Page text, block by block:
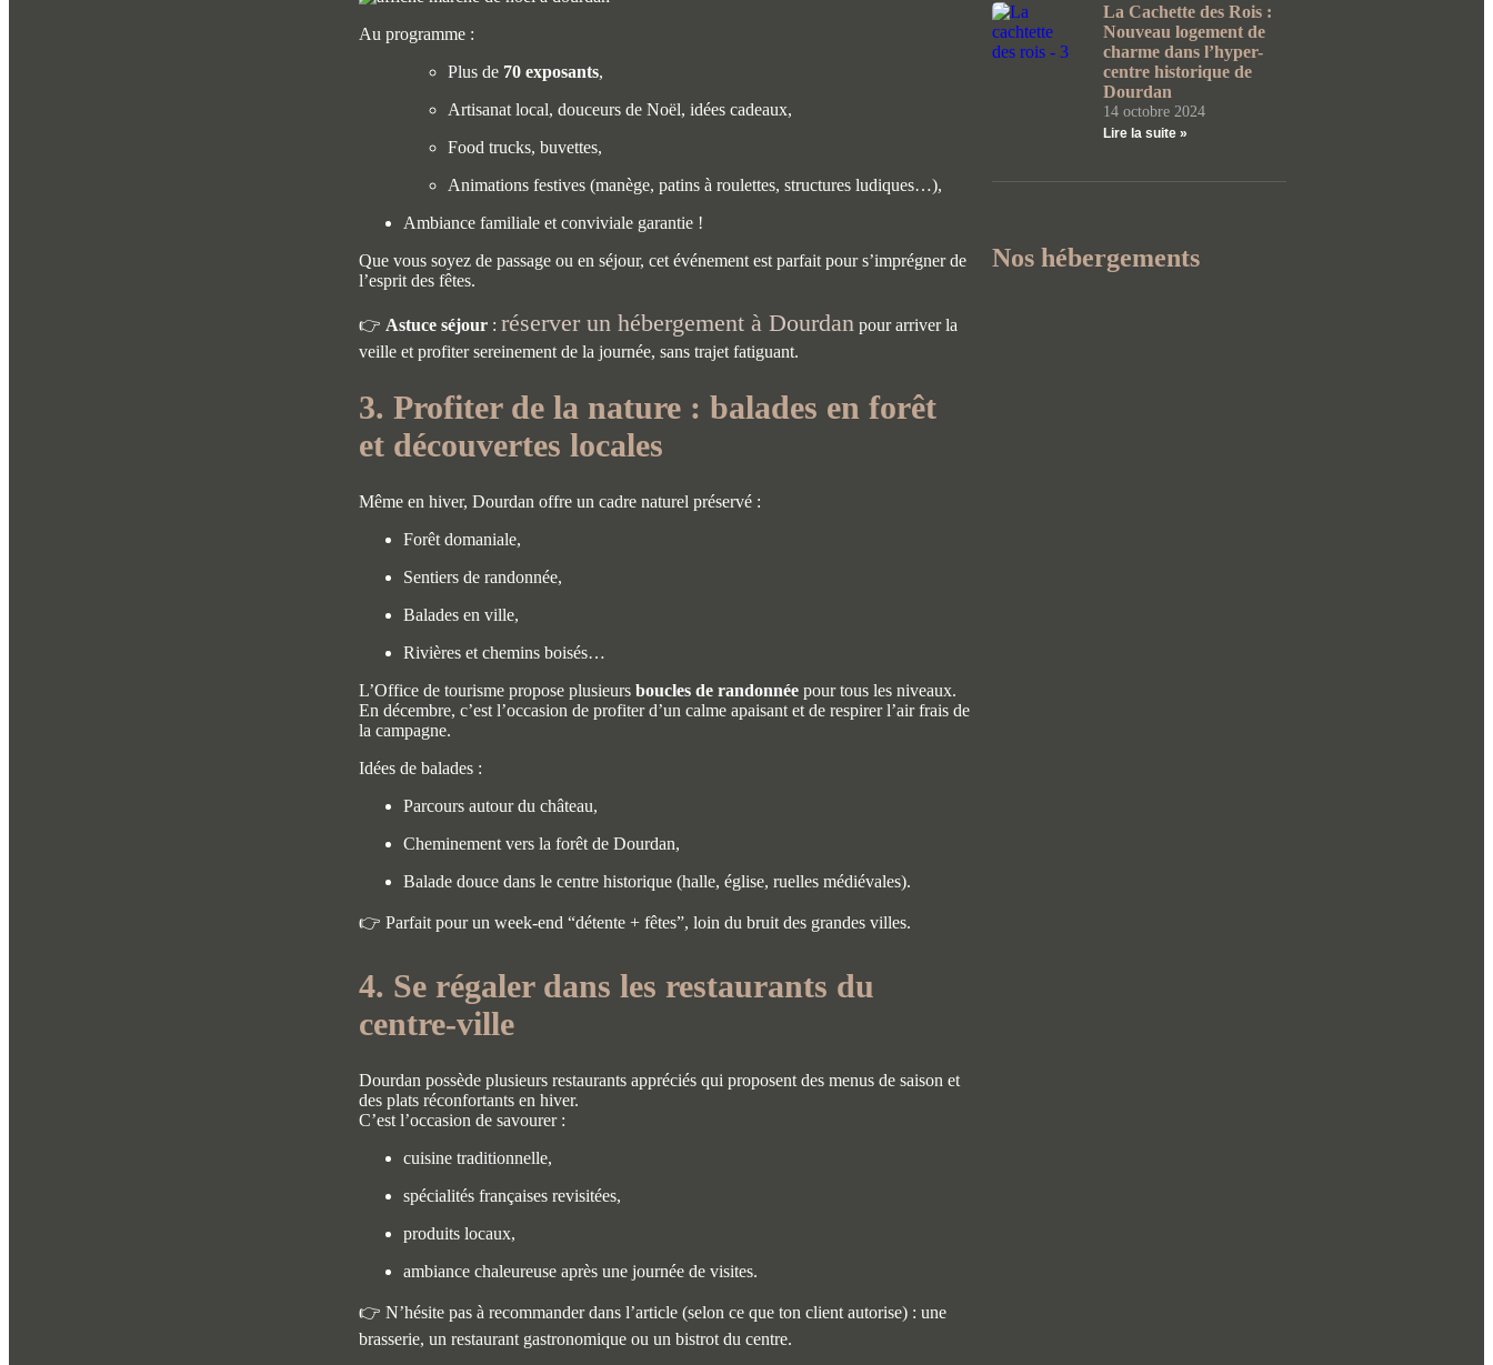
Au programme :
Plus de 70 exposants,
Artisanat local, douceurs de Noël, idées cadeaux,
Food trucks, buvettes,
Animations festives (manège, patins à roulettes, structures ludiques…),
Ambiance familiale et conviviale garantie !
Que vous soyez de passage ou en séjour, cet événement est parfait pour s’imprégner de
l’esprit des fêtes.
👉 Astuce séjour : réserver un hébergement à Dourdan pour arriver la
veille et profiter sereinement de la journée, sans trajet fatiguant.
3. Profiter de la nature : balades en forêt
et découvertes locales
Même en hiver, Dourdan offre un cadre naturel préservé :
Forêt domaniale,
Sentiers de randonnée,
Balades en ville,
Rivières et chemins boisés…
L’Office de tourisme propose plusieurs boucles de randonnée pour tous les niveaux.
En décembre, c’est l’occasion de profiter d’un calme apaisant et de respirer l’air frais de
la campagne.
Idées de balades :
Parcours autour du château,
Cheminement vers la forêt de Dourdan,
Balade douce dans le centre historique (halle, église, ruelles médiévales).
👉 Parfait pour un week-end “détente + fêtes”, loin du bruit des grandes villes.
4. Se régaler dans les restaurants du
centre-ville
Dourdan possède plusieurs restaurants appréciés qui proposent des menus de saison et
des plats réconfortants en hiver.
C’est l’occasion de savourer :
cuisine traditionnelle,
spécialités françaises revisitées,
produits locaux,
ambiance chaleureuse après une journée de visites.
👉 N’hésite pas à recommander dans l’article (selon ce que ton client autorise) : une
brasserie, un restaurant gastronomique ou un bistrot du centre.
La Cachette des Rois :
Nouveau logement de
charme dans l’hyper-
centre historique de
Dourdan
14 octobre 2024
Lire la suite »
Nos hébergements